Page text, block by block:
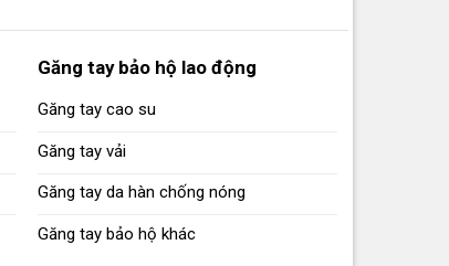
Găng tay bảo hộ lao động
Găng tay cao su
Găng tay vải
Găng tay da hàn chống nóng
Găng tay bảo hộ khác